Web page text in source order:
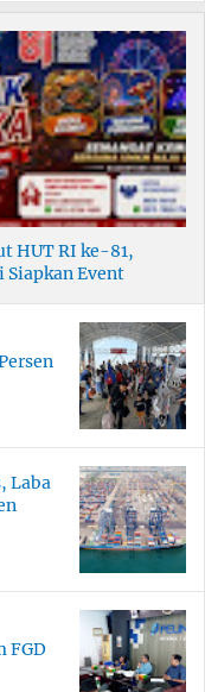
HUT RI ke-81,
Siapkan Event
Laba
FGD